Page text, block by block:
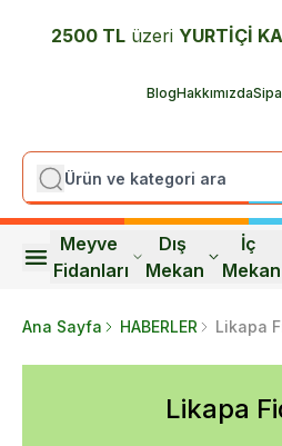
2500 TL üzeri YURTİÇİ K
BlogHakkımızda
Meyve
Fidanları
Dış
Mekan
İç
Mekan
Ana Sayfa HABERLER Likapa
Likapa